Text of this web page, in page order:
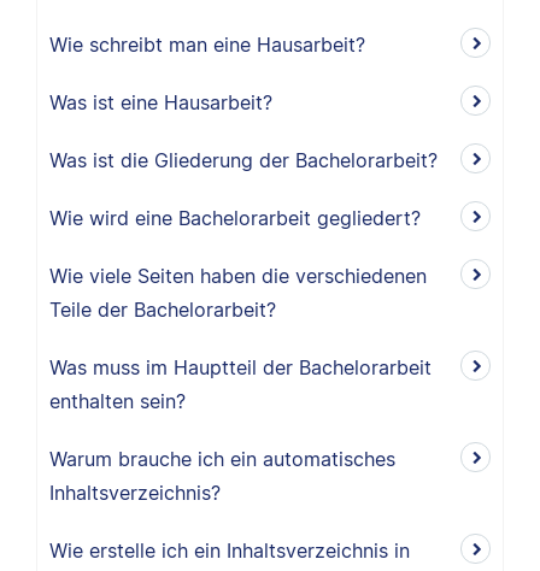
Wie schreibt man eine Hausarbeit?
Was ist eine Hausarbeit?
Was ist die Gliederung der Bachelorarbeit?
Wie wird eine Bachelorarbeit gegliedert?
Wie viele Seiten haben die verschiedenen
Teile der Bachelorarbeit?
Was muss im Hauptteil der Bachelorarbeit
enthalten sein?
Warum brauche ich ein automatisches
Inhaltsverzeichnis?
Wie erstelle ich ein Inhaltsverzeichnis in